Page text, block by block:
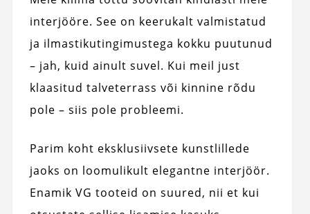
interjööre. See on keerukalt valmistatud
ja ilmastikutingimustega kokku puutunud
– jah, kuid ainult suvel. Kui meil just
klaasitud talveterrass või kinnine rõdu
pole – siis pole probleemi.
Parim koht eksklusiivsete kunstlillede
jaoks on loomulikult elegantne interjöör.
Enamik VG tooteid on suured, nii et kui